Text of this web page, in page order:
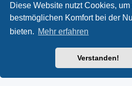
Diese Website nutzt Cookies, um
bestmöglichen Komfort bei der
bieten. Mehr erfahren
Verstanden!